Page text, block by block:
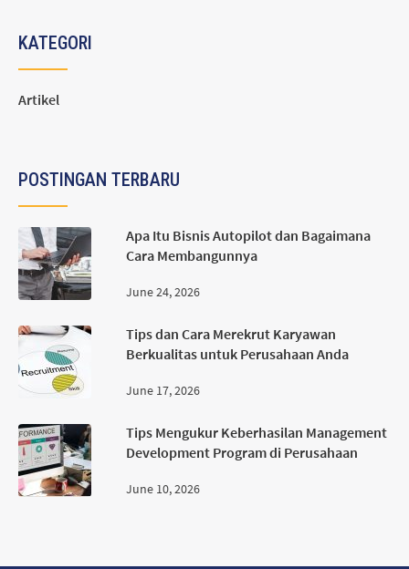
KATEGORI
Artikel
POSTINGAN TERBARU
Apa Itu Bisnis Autopilot dan Bagaimana
Cara Membangunnya
June 24, 2026
Tips dan Cara Merekrut Karyawan
Berkualitas untuk Perusahaan Anda
June 17, 2026
Tips Mengukur Keberhasilan Management
Development Program di Perusahaan
June 10, 2026